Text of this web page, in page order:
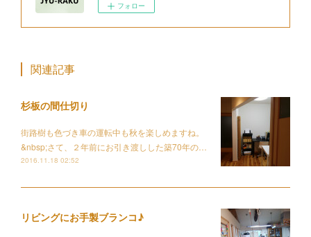
フォロー
関連記事
杉板の間仕切り
街路樹も色づき車の運転中も秋を楽しめますね。
&nbsp;さて、２年前にお引き渡しした築70年の…
2016.11.18 02:52
リビングにお手製ブランコ♪